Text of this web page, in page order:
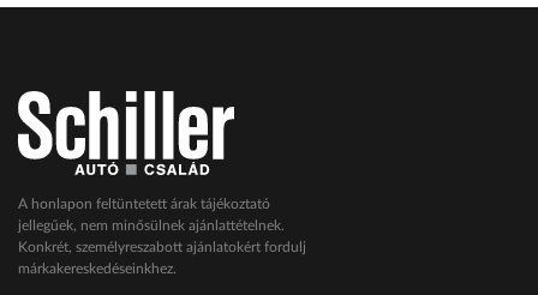
A honlapon feltüntetett árak tájékoztató
jellegűek, nem minősülnek ajánlattételnek.
Konkrét, személyreszabott ajánlatokért fordulj
márkakereskedéseinkhez.